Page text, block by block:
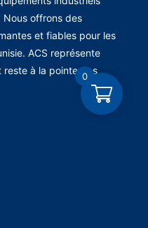
offrons des
et fiables pour les
ACS représente
reste à la pointe des
0